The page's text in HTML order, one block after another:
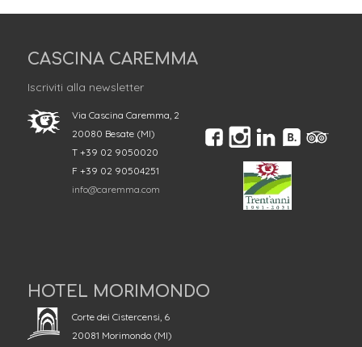
CASCINA CAREMMA
Iscriviti alla newsletter
Via Cascina Caremma, 2
20080 Besate (MI)
T +39 02 9050020
F +39 02 90504251
info@caremma.com
HOTEL MORIMONDO
Corte dei Cistercensi, 6
20081 Morimondo (MI)